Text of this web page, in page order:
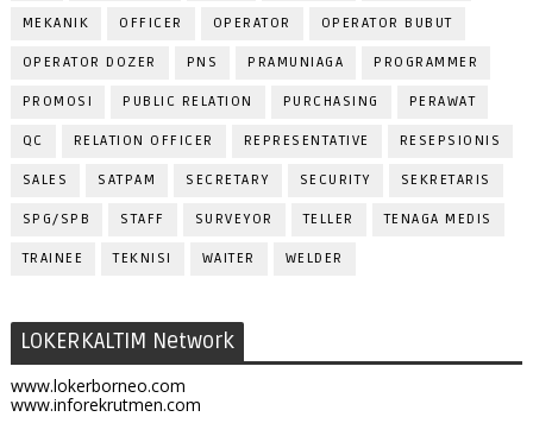
MEKANIK OFFICER OPERATOR OPERATOR BUBUT
OPERATOR DOZER PNS PRAMUNIAGA PROGRAMMER
PROMOSI PUBLIC RELATION PURCHASING PERAWAT
QC RELATION OFFICER REPRESENTATIVE RESEPSIONIS
SALES SATPAM SECRETARY SECURITY SEKRETARIS
SPG/SPB STAFF SURVEYOR TELLER TENAGA MEDIS
TRAINEE TEKNISI WAITER WELDER
LOKERKALTIM Network
www.lokerborneo.com
www.inforekrutmen.com